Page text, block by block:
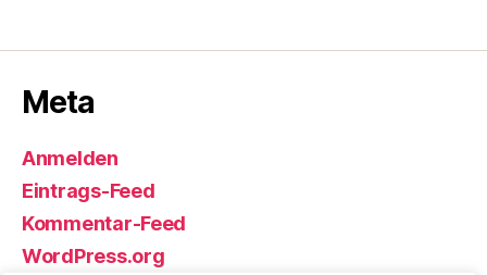
Meta
Anmelden
Eintrags-Feed
Kommentar-Feed
WordPress.org